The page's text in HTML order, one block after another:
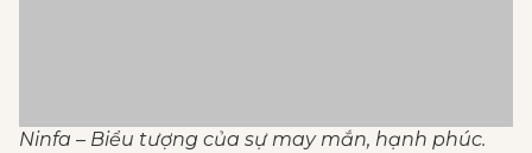
Ninfa – Biểu tượng của sự may mắn, hạnh phúc.